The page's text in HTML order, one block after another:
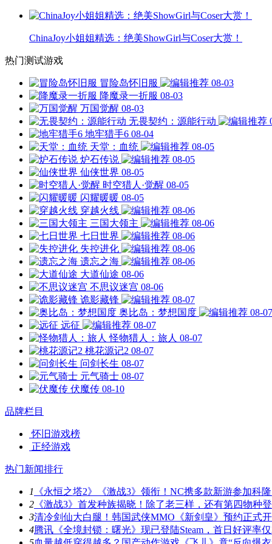
ChinaJoy小姐姐精选：绝美ShowGirl与Coser大赏！
热门测试游戏
冒险岛怀旧服
08-03
降魔录一折服 08-03
万国觉醒 08-03
无畏契约：源能行动
地牢猎手6 08-04
天堂：血统
08-05
炉石传说
08-05
仙侠世界 08-05
时空猎人·觉醒 08-05
闪耀暖暖 08-05
穿越火线
08-06
三国大领主
08-06
七日世界
08-06
失控进化
08-06
遗忘之海
08-06
大道仙途 08-06
不思议迷宫 08-06
诡影藏锋
08-07
奥比岛：梦想国度
08-07
远征
08-07
怪物猎人：旅人 08-07
桃花源记2 08-07
问剑长生 08-07
元气骑士 08-07
伏魔传 08-10
品牌栏目
怀旧游戏榜
正经游戏
热门新闻排行
1
《永恒之塔2》《激战3》领衔！NC携多款新游参加科
2 《激战3》首发种族揭晓！除了老三样，还有第四物种
3清冷剑仙大白腿！韩国武侠MMO《新剑皇》预约正式
4腾讯《全境封锁：曙光》现已登陆Steam，首日好评率